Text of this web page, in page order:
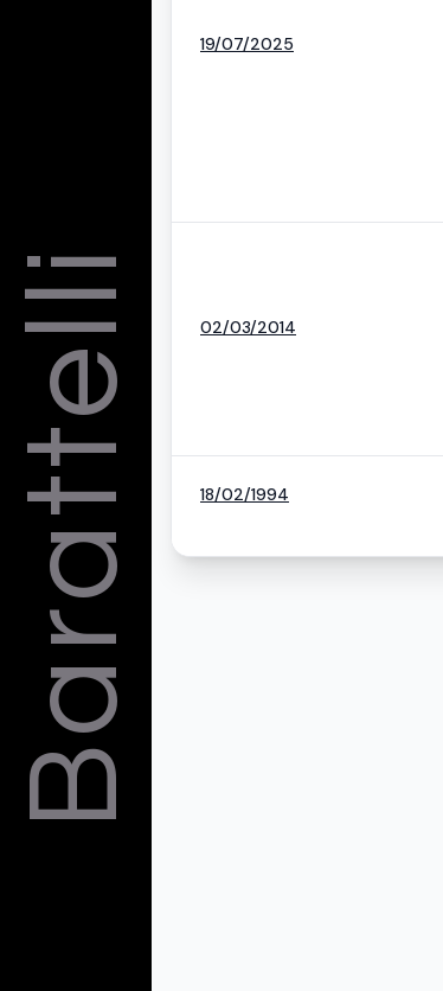
Barattelli
19/07/2025
02/03/2014
18/02/1994